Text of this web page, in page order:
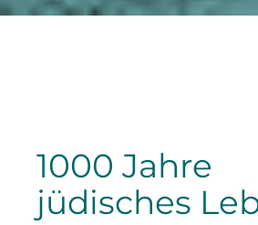
1000 Jahre
jüdisches